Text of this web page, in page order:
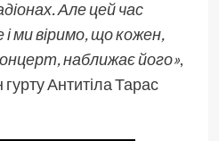
Але цей час
ми віримо, що кожен,
наближає його»,
Антитіла Тарас